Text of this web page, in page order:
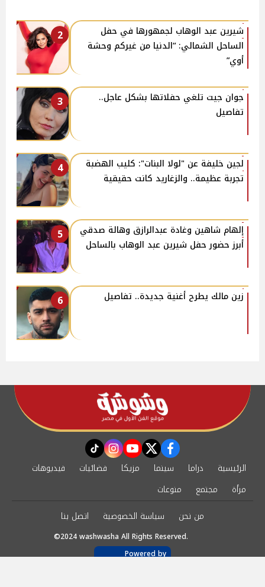
2
شيرين عبد الوهاب لجمهورها في حفل
الساحل الشمالي: “الدنيا من غيركم وحشة
أوي”
3
جوان جيت تلغي حفلاتها بشكل عاجل..
تفاصيل
4
لجين خليفة عن "لولا البنات": كليب الهضبة
تجربة عظيمة.. والزغاريد كانت حقيقية
5
إلهام شاهين وغادة عبدالرازق وهالة صدقي
أبرز حضور حفل شيرين عبد الوهاب بالساحل
6 زين مالك يطرح أغنية جديدة.. تفاصيل
facebook
twitter
youtube
instagram
tiktok
الرئيسية دراما سينما مزيكا فضائيات
فيديوهات
مرأة
مجتمع
منوعات
من نحن
سياسة الخصوصية اتصل بنا
©2024 washwasha All Rights Reserved.
Powered by